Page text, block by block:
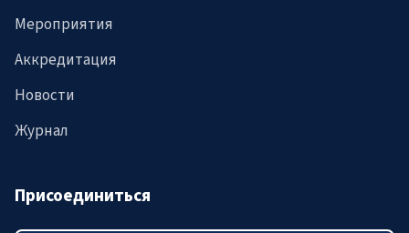
Мероприятия
Аккредитация
Новости
Журнал
Присоединиться